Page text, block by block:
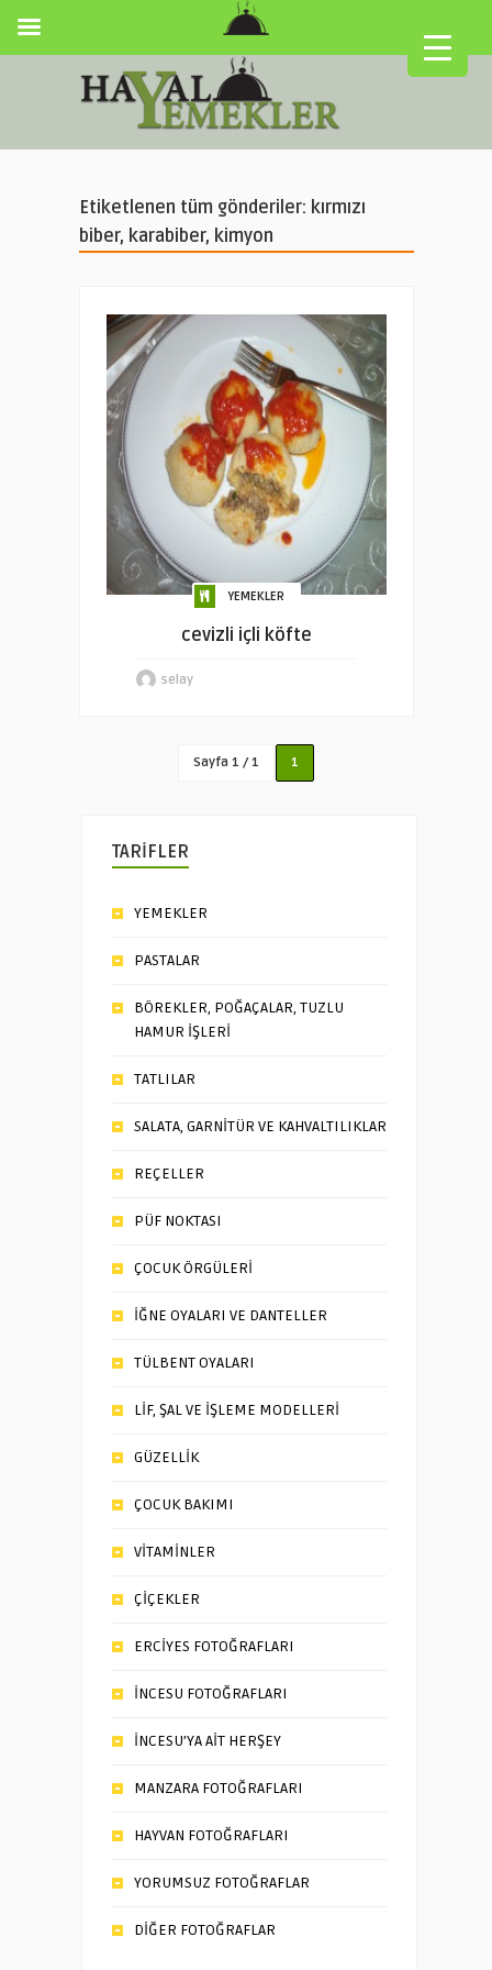
Etiketlenen tüm gönderiler: kırmızı
biber, karabiber, kimyon
YEMEKLER
cevizli içli köfte
selay
Sayfa 1 / 1 1
TARİFLER
YEMEKLER
PASTALAR
BÖREKLER, POĞAÇALAR, TUZLU
HAMUR İŞLERİ
TATLILAR
SALATA, GARNİTÜR VE KAHVALTILIKLAR
REÇELLER
PÜF NOKTASI
ÇOCUK ÖRGÜLERİ
İĞNE OYALARI VE DANTELLER
TÜLBENT OYALARI
LİF, ŞAL VE İŞLEME MODELLERİ
GÜZELLİK
ÇOCUK BAKIMI
VİTAMİNLER
ÇİÇEKLER
ERCİYES FOTOĞRAFLARI
İNCESU FOTOĞRAFLARI
İNCESU’YA AİT HERŞEY
MANZARA FOTOĞRAFLARI
HAYVAN FOTOĞRAFLARI
YORUMSUZ FOTOĞRAFLAR
DİĞER FOTOĞRAFLAR